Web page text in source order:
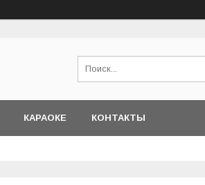
КАРАОКЕ КОНТАКТЫ